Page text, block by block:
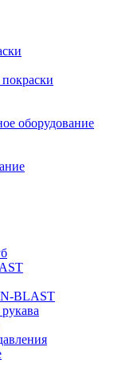
оборудование
BLAST